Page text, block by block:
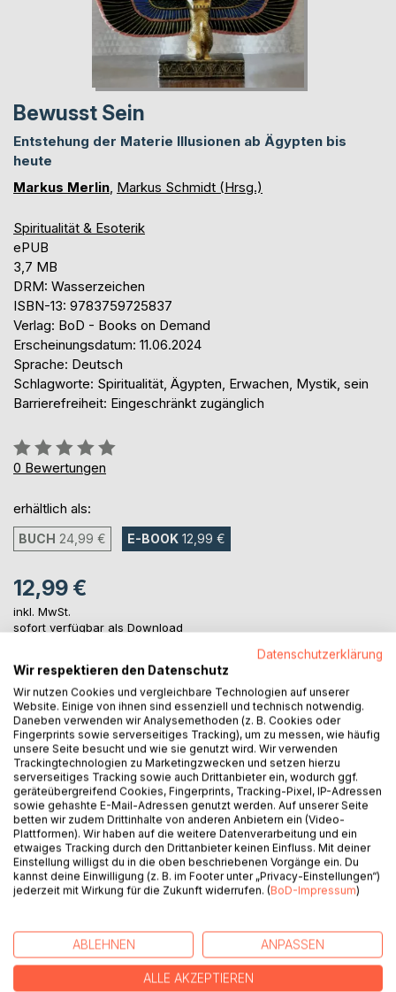
Bewusst Sein
Entstehung der Materie Illusionen ab Ägypten bis
heute
Markus Merlin Markus Schmidt (Hrsg.)
Spiritualität & Esoterik
ePUB
3,7 MB
DRM: Wasserzeichen
ISBN-13: 9783759725837
Verlag: BoD - Books on Demand
Erscheinungsdatum: 11.06.2024
Sprache: Deutsch
Schlagworte: Spiritualität, Ägypten, Erwachen, Mystik, sein
Barrierefreiheit: Eingeschränkt zugänglich
Bewertung::
0%
0 Bewertungen
erhältlich als:
BUCH 24,99 € E-BOOK 12,99 €
12,99 €
inkl. MwSt.
sofort verfügbar als Download
IN DEN WARENKORB
Auf die Merkliste
Titel bewerten
BESCHREIBUNG
Bewusst Sein - Der Ratgeber für spirituelle Einsteiger.
Illusionen erkennen und Lügen der Materie und ihre
Herrscher. Entstehung der Verschleierung aus dem alten
Datenschutzerklärung
Wir respektieren den Datenschutz
Wir nutzen Cookies und vergleichbare Technologien auf unserer
Website. Einige von ihnen sind essenziell und technisch notwendig.
Daneben verwenden wir Analysemethoden (z. B. Cookies oder
Fingerprints sowie serverseitiges Tracking), um zu messen, wie häufig
unsere Seite besucht und wie sie genutzt wird. Wir verwenden
Trackingtechnologien zu Marketingzwecken und setzen hierzu
serverseitiges Tracking sowie auch Drittanbieter ein, wodurch ggf.
geräteübergreifend Cookies, Fingerprints, Tracking-Pixel, IP-Adressen
sowie gehashte E-Mail-Adressen genutzt werden. Auf unserer Seite
betten wir zudem Drittinhalte von anderen Anbietern ein (Video-
Plattformen). Wir haben auf die weitere Datenverarbeitung und ein
etwaiges Tracking durch den Drittanbieter keinen Einfluss. Mit deiner
Einstellung willigst du in die oben beschriebenen Vorgänge ein. Du
kannst deine Einwilligung (z. B. im Footer unter „Privacy-Einstellungen“)
jederzeit mit Wirkung für die Zukunft widerrufen. (BoD-Impressum)
ABLEHNEN ANPASSEN
ALLE AKZEPTIEREN